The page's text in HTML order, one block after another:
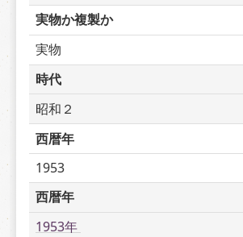
実物か複製か
実物
時代
昭和２
西暦年
1953
西暦年
1953年